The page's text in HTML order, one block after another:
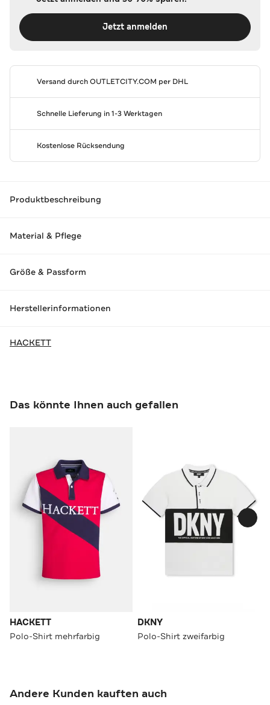
Jetzt anmelden
Versand durchOUTLETCITY.COM per DHL
Schnelle Lieferung in 1-3 Werktagen
Kostenlose Rücksendung
Produktbeschreibung
Material & Pflege
Größe & Passform
Herstellerinformationen
HACKETT
Das könnte Ihnen auch gefallen
HACKETT
Polo-Shirt mehrfarbig
DKNY
Polo-Shirt zweifarbig
Andere Kunden kauften auch